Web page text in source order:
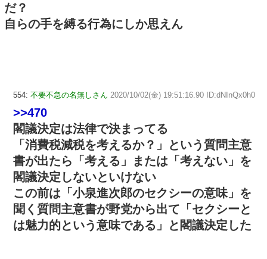
だ？
自らの手を縛る行為にしか思えん
554: 不要不急の名無しさん 2020/10/02(金) 19:51:16.90 ID:dNInQx0h0
>>470
閣議決定は法律で決まってる
「消費税減税を考えるか？」という質問主意
書が出たら「考える」または「考えない」を
閣議決定しないといけない
この前は「小泉進次郎のセクシーの意味」を
聞く質問主意書が野党から出て「セクシーと
は魅力的という意味である」と閣議決定した